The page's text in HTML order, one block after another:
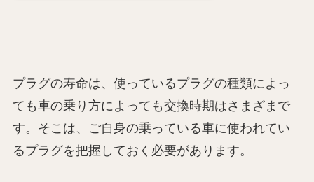
プラグの寿命は、使っているプラグの種類によっ
ても車の乗り方によっても交換時期はさまざまで
す。そこは、ご自身の乗っている車に使われてい
るプラグを把握しておく必要があります。